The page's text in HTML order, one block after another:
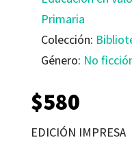
Primaria
Colección:
Género: No
$580
EDICIÓN IMPRESA